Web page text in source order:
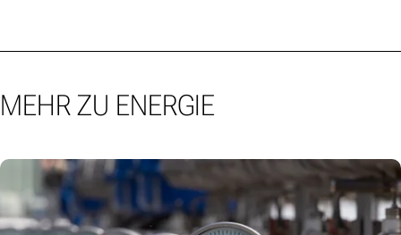
MEHR ZU ENERGIE